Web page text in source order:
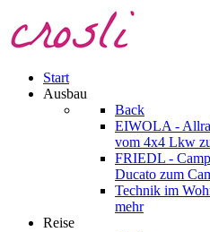
Start
Ausbau
Back
EIWOLA -
vom 4x4 Lkw
FRIEDL -
Ducato zum
Technik im
mehr
Reise